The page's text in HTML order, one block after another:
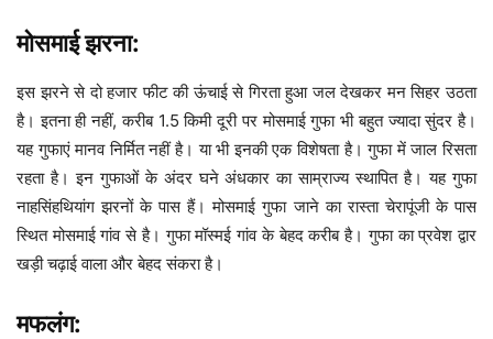
मोसमाई झरना:
इस झरने से दो हजार फीट की ऊंचाई से गिरता हुआ जल देखकर मन सिहर उठता
है। इतना ही नहीं, करीब 1.5 किमी दूरी पर मोसमाई गुफा भी बहुत ज्यादा सुंदर है।
यह गुफाएं मानव निर्मित नहीं है। या भी इनकी एक विशेषता है। गुफा में जाल रिसता
रहता है। इन गुफाओं के अंदर घने अंधकार का साम्राज्य स्थापित है। यह गुफा
नाहसिंहथियांग झरनों के पास हैं। मोसमाई गुफा जाने का रास्ता चेरापूंजी के पास
स्थित मोसमाई गांव से है। गुफा मॉस्मई गांव के बेहद करीब है। गुफा का प्रवेश द्वार
खड़ी चढ़ाई वाला और बेहद संकरा है।
मफलंग: